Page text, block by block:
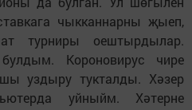
чыкканнарны җыеп,
турниры оештырдылар.
Короновирус чире
уздыру тукталды. Хәзер
уйныйм. Хәтерне